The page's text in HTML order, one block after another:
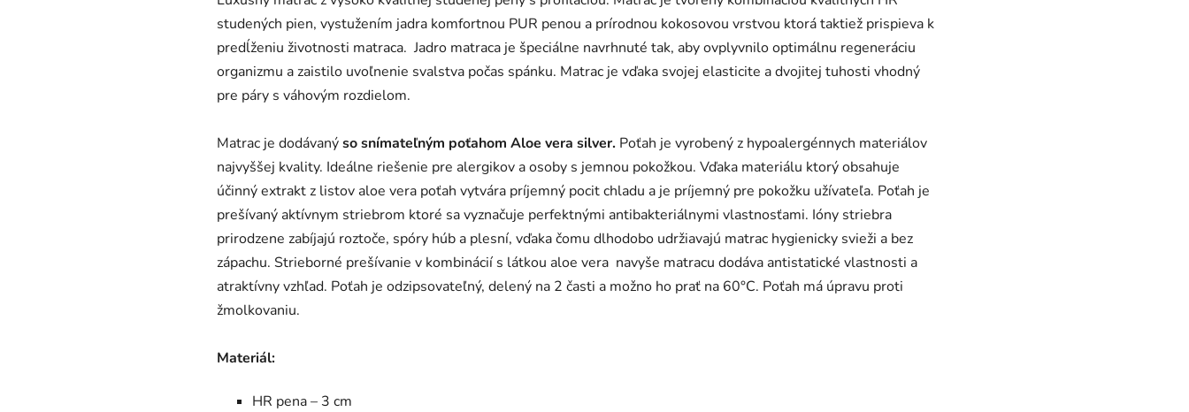
studených pien, vystužením jadra komfortnou PUR penou a prírodnou kokosovou vrstvou ktorá taktiež prispieva k
predĺženiu životnosti matraca. Jadro matraca je špeciálne navrhnuté tak, aby ovplyvnilo optimálnu regeneráciu
organizmu a zaistilo uvoľnenie svalstva počas spánku. Matrac je vďaka svojej elasticite a dvojitej tuhosti vhodný
pre páry s váhovým rozdielom.
Matrac je dodávanýso snímateľným poťahom Aloe vera silver. Poťah je vyrobený z hypoalergénnych materiálov
najvyššej kvality. Ideálne riešenie pre alergikov a osoby s jemnou pokožkou. Vďaka materiálu ktorý obsahuje
účinný extrakt z listov aloe vera poťah vytvára príjemný pocit chladu a je príjemný pre pokožku užívateľa. Poťah je
prešívaný aktívnym striebrom ktoré sa vyznačuje perfektnými antibakteriálnymi vlastnosťami. Ióny striebra
prirodzene zabíjajú roztoče, spóry húb a plesní, vďaka čomu dlhodobo udržiavajú matrac hygienicky svieži a bez
zápachu. Strieborné prešívanie v kombinácií s látkou aloe vera navyše matracu dodáva antistatické vlastnosti a
atraktívny vzhľad. Poťah je odzipsovateľný, delený na 2 časti a možno ho prať na 60°C. Poťah má úpravu proti
žmolkovaniu.
Materiál:
HR pena – 3 cm